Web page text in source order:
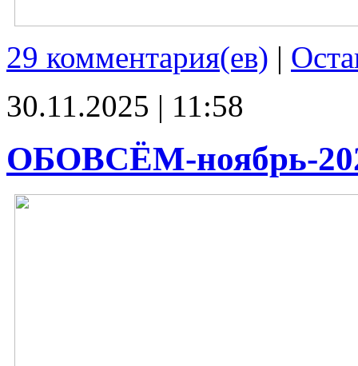
29 комментария(ев) |
30.11.2025 | 11:58
ОБОВСЁМ-ноябрь-